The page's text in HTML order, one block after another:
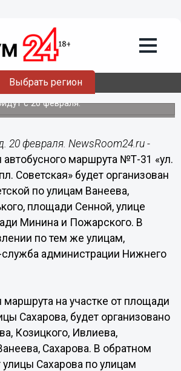
Выбрать регион
Т-31 изменится в
с 20 февраля
с 20 февраля.
20 февраля. NewsRoom24.ru -
автобусного маршрута №Т-31 «ул.
Советская» будет организован
по улицам Ванеева,
площади Сенной, улице
Минина и Пожарского. В
по тем же улицам,
администрации Нижнего
маршрута на участке от площади
Сахарова, будет организовано
Козицкого, Ивлиева,
Сахарова. В обратном
улицы Сахарова по улицам